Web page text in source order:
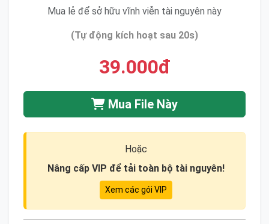
Mua lẻ để sở hữu vĩnh viễn tài nguyên này
(Tự động kích hoạt sau 20s)
39.000đ
Mua File Này
Hoặc
Nâng cấp VIP để tải toàn bộ tài nguyên!
Xem các gói VIP